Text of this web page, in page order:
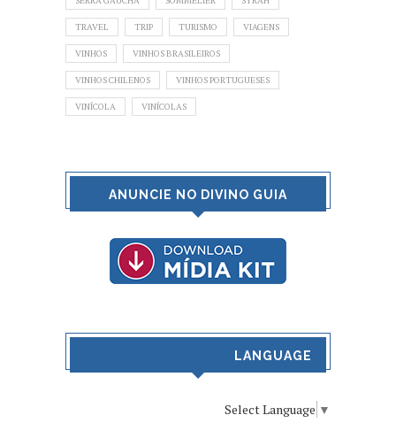
TRAVEL TRIP TURISMO VIAGENS
VINHOS VINHOS BRASILEIROS
VINHOS CHILENOS VINHOS PORTUGUESES
VINÍCOLA VINÍCOLAS
ANUNCIE NO DIVINO GUIA
LANGUAGE
Select Language ▼